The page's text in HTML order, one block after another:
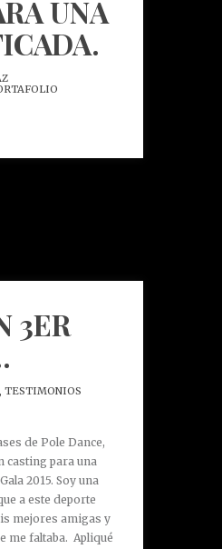
UNA
3ER
TESTIMONIOS
de Pole Dance,
casting para una
2015. Soy una
a este deporte
mejores amigas y
me faltaba. Apliqué